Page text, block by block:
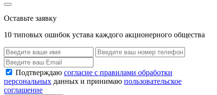
Оставьте заявку
10 типовых ошибок устава каждого акционерного общества
Подтверждаю согласие с правилами обработки
персональных данных и принимаю пользовательское
соглашение